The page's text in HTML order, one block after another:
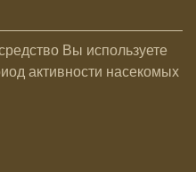
Вы используете
активности насекомых